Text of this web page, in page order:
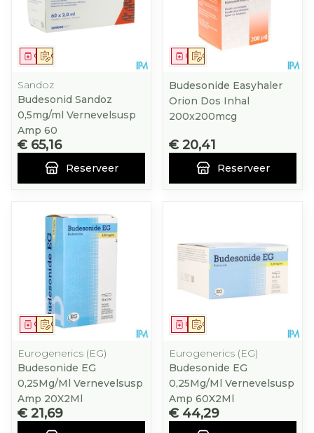
Op voorschrift
Geneesmiddel
Sandoz
Budesonid Sandoz
0,5mg/ml Vernevelsusp
Amp 60
€ 65,16
Reserveer
Op voorschrift
Geneesmiddel
Budesonide Easyhaler
Orion Dos Inhal
200x200mcg
€ 20,41
Reserveer
Op voorschrift
Geneesmiddel
Eurogenerics (EG)
Budesonide EG
0,25Mg/Ml Vernevelsusp
Amp 20X2Ml
€ 21,69
Op voorschrift
Geneesmiddel
Eurogenerics (EG)
Budesonide EG
0,25Mg/Ml Vernevelsusp
Amp 60X2Ml
€ 44,29